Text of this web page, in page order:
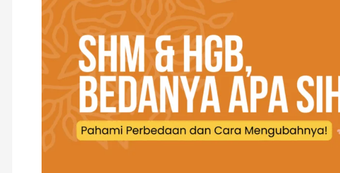
dan
SHM?
Pahami
Perbedaan
hingga
Cara
Mengubahnya